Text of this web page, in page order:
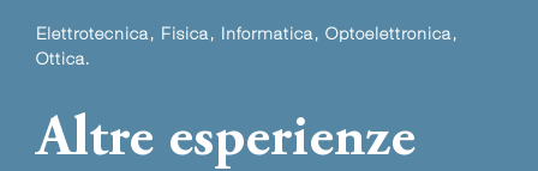
Elettrotecnica, Fisica, Informatica, Optoelettronica,
Ottica.
Altre esperienze